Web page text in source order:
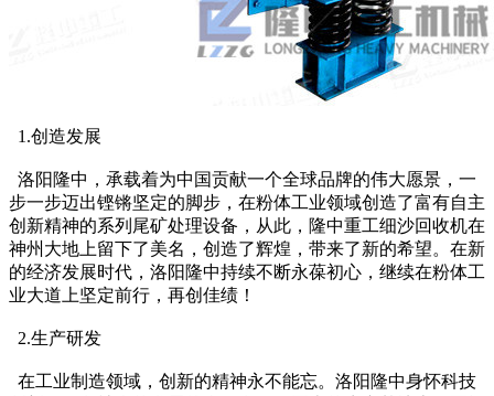
1.创造发展
洛阳隆中，承载着为中国贡献一个全球品牌的伟大愿景，一
步一步迈出铿锵坚定的脚步，在粉体工业领域创造了富有自主
创新精神的系列尾矿处理设备，从此，隆中重工细沙回收机在
神州大地上留下了美名，创造了辉煌，带来了新的希望。在新
的经济发展时代，洛阳隆中持续不断永葆初心，继续在粉体工
业大道上坚定前行，再创佳绩！
2.生产研发
在工业制造领域，创新的精神永不能忘。洛阳隆中身怀科技